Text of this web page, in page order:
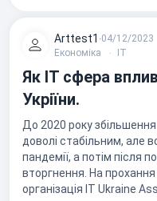
avatar
Arttest1 ∙04/12/2023
Економіка
ІТ
Як IT сфера
Укріїни.
До 2020 року
доволі стабільним, але
пандемії, а потім після
вторгнення. На прохання
організація IT Ukraine